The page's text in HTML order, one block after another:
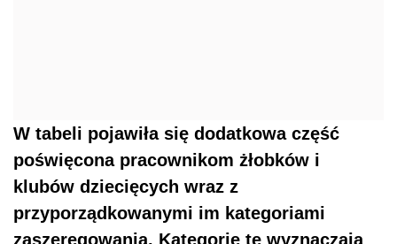
W tabeli pojawiła się dodatkowa część
poświęcona pracownikom żłobków i
klubów dziecięcych wraz z
przyporządkowanymi im kategoriami
zaszeregowania. Kategorie te wyznaczają